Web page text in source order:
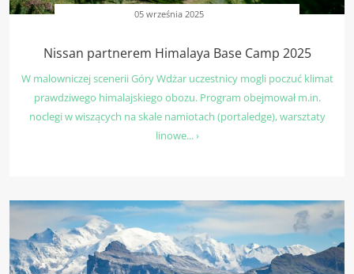
05 września 2025
Nissan partnerem Himalaya Base Camp 2025
W malowniczej scenerii Góry Wdżar uczestnicy mogli poczuć klimat
prawdziwego himalajskiego obozu. Program obejmował m.in.
noclegi w wiszących na skale namiotach (portaledge), warsztaty
linowe... ›